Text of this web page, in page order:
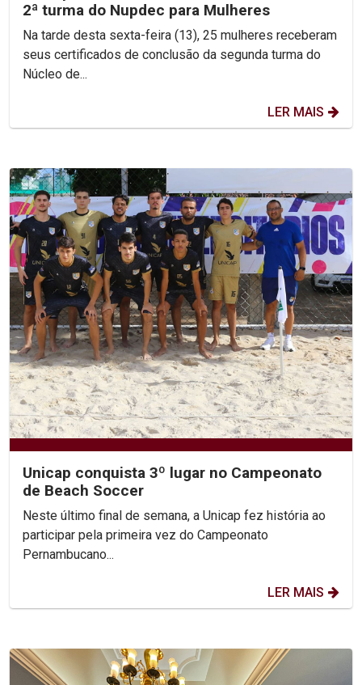
2ª turma do Nupdec para Mulheres
Na tarde desta sexta-feira (13), 25 mulheres receberam
seus certificados de conclusão da segunda turma do
Núcleo de...
LER MAIS
Unicap conquista 3º lugar no Campeonato
de Beach Soccer
Neste último final de semana, a Unicap fez história ao
participar pela primeira vez do Campeonato
Pernambucano...
LER MAIS